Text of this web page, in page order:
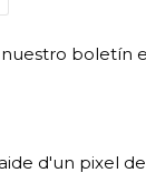
boletín
d'un pixel de